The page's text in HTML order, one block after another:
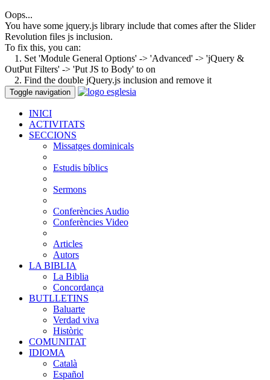
Oops...
You have some jquery.js library include that comes after the Slider
Revolution files js inclusion.
To fix this, you can:
1. Set 'Module General Options' -> 'Advanced' -> 'jQuery &
OutPut Filters' -> 'Put JS to Body' to on
2. Find the double jQuery.js inclusion and remove it
Toggle navigation
INICI
ACTIVITATS
SECCIONS
Missatges dominicals
Estudis bíblics
Sermons
Conferències Audio
Conferències Video
Articles
Autors
LA BIBLIA
La Biblia
Concordança
BUTLLETINS
Baluarte
Verdad viva
Històric
COMUNITAT
IDIOMA
Català
Español